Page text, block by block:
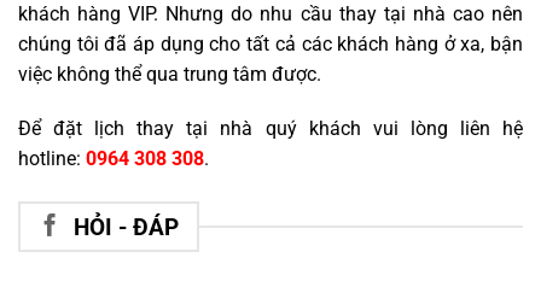
khách hàng VIP. Nhưng do nhu cầu thay tại nhà cao nên
chúng tôi đã áp dụng cho tất cả các khách hàng ở xa, bận
việc không thể qua trung tâm được.
Để đặt lịch thay tại nhà quý khách vui lòng liên hệ
hotline: 0964 308 308.
HỎI - ĐÁP